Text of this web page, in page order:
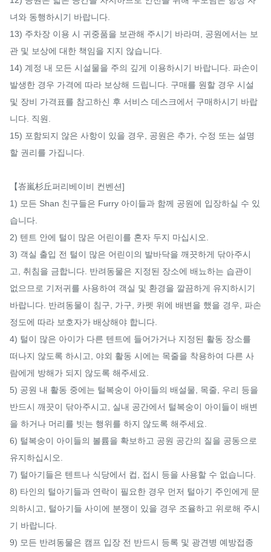
녀와 동행하시기 바랍니다.
13) 주차장 이용 시 귀중품을 보관해 주시기 바라며, 공원에서는 보
관 및 보상에 대한 책임을 지지 않습니다.
14) 계정 내 모든 시설물을 주의 깊게 이용하시기 바랍니다. 파손이
발생한 경우 가격에 따라 보상해 드립니다. 구매를 원할 경우 시설
및 장비 가격표를 참고하신 후 서비스 데스크에서 구매하시기 바랍
니다. 직원.
15) 포함되지 않은 사항이 있을 경우, 공원은 추가, 수정 또는 설명
할 권리를 가집니다.
【峇嵐杉丘퍼리베이비 컨벤션]
1) 모든 Shan 친구들은 Furry 아이들과 함께 공원에 입장하실 수 있
습니다.
2) 텐트 안에 털이 많은 어린이를 혼자 두지 마십시오.
3) 객실 출입 전 털이 많은 어린이의 발바닥을 깨끗하게 닦아주시
고, 취침을 금합니다. 반려동물은 지정된 장소에 배뇨하는 습관이
없으므로 기저귀를 사용하여 객실 및 환경을 깔끔하게 유지하시기
바랍니다. 반려동물이 침구, 가구, 카펫 위에 배변을 했을 경우, 파손
정도에 따라 보호자가 배상해야 합니다.
4) 털이 많은 아이가 다른 텐트에 들어가거나 지정된 활동 장소를
떠나지 않도록 하시고, 야외 활동 시에는 목줄을 착용하여 다른 사
람에게 방해가 되지 않도록 해주세요.
5) 공원 내 활동 중에는 털복숭이 아이들의 배설물, 목줄, 우리 등을
반드시 깨끗이 닦아주시고, 실내 공간에서 털복숭이 아이들이 배변
을 하거나 머리를 빗는 행위를 하지 않도록 해주세요.
6) 털복숭이 아이들의 볼륨을 확보하고 공원 공간의 질을 공동으로
유지하십시오.
7) 털아기들은 텐트나 식당에서 컵, 접시 등을 사용할 수 없습니다.
8) 타인의 털아기들과 연락이 필요한 경우 먼저 털아기 주인에게 문
의하시고, 털아기들 사이에 분쟁이 있을 경우 조율하고 위로해 주시
기 바랍니다.
9) 모든 반려동물은 캠프 입장 전 반드시 등록 및 광견병 예방접종